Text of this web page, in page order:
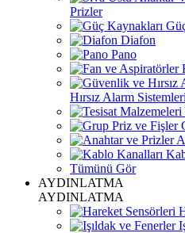
Prizler
Diafon
Pano
Hırsız Alarm Sistemleri
Tümünü Gör
AYDINLATMA
AYDINLATMA